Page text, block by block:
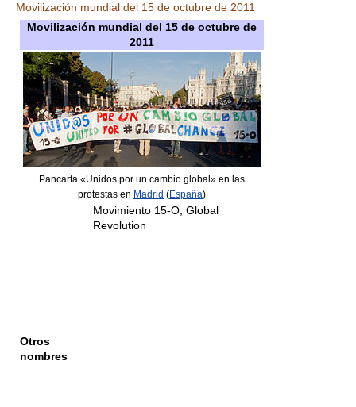
Movilización mundial del 15 de octubre de 2011
Movilización mundial del 15 de octubre de
2011
Pancarta «Unidos por un cambio global» en las
protestas en Madrid (España)
Otros
nombres
Movimiento 15-O, Global
Revolution